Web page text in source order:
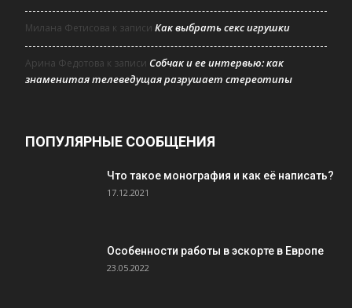
Милана Фетисова к записи Как выбрать секс игрушки
Арина Федотова к записи Собчак и ее интервью: как
знаменитая телеведущая разрушает стереотипы
ПОПУЛЯРНЫЕ СООБЩЕНИЯ
Что такое монография и как её написать?
17.12.2021
Особенности работы в эскорте в Европе
23.05.2022